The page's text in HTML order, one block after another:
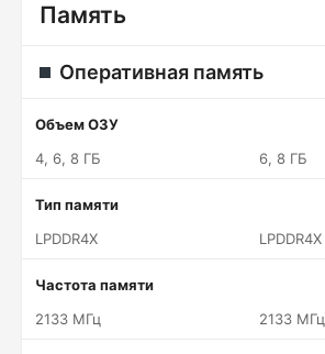
Память
Оперативная память
Объем ОЗУ
4, 6, 8 ГБ
6, 8 ГБ
Тип памяти
LPDDR4X
LPDDR4X
Частота памяти
2133 МГц
2133 МГц